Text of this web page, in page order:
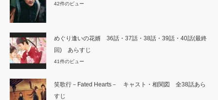
42件のビュー
めぐり逢いの花婿 36話・37話・38話・39話・40話(最終
回) あらすじ
41件のビュー
笑歌行－Fated Hearts－ キャスト・相関図 全38話あら
すじ